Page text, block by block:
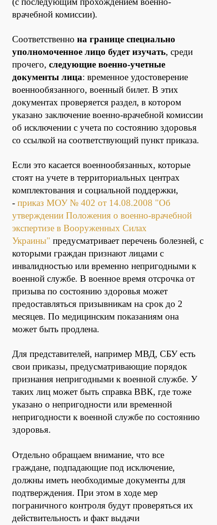
врачебной комиссии).
Соответственно на границе специально
уполномоченное лицо будет изучать, среди
прочего, следующие военно-учетные
документы лица: временное удостоверение
военнообязанного, военный билет. В этих
документах проверяется раздел, в котором
указано заключение военно-врачебной комиссии
об исключении с учета по состоянию здоровья
со ссылкой на соответствующий пункт приказа.
Если это касается военнообязанных, которые
стоят на учете в территориальных центрах
комплектования и социальной поддержки,
- приказ МОУ № 402 от 14.08.2008 "Об
утверждении Положения о военно-врачебной
экспертизе в Вооруженных Силах
Украины" предусматривает перечень болезней, с
которыми граждан признают лицами с
инвалидностью или временно непригодными к
военной службе. В военное время отсрочка от
призыва по состоянию здоровья может
предоставляться призывникам на срок до 2
месяцев. По медицинским показаниям она
может быть продлена.
Для представителей, например МВД, СБУ есть
свои приказы, предусматривающие порядок
признания непригодными к военной службе. У
таких лиц может быть справка ВВК, где тоже
указано о непригодности или временной
непригодности к военной службе по состоянию
здоровья.
Отдельно обращаем внимание, что все
граждане, подпадающие под исключение,
должны иметь необходимые документы для
подтверждения. При этом в ходе мер
пограничного контроля будут проверяться их
действительность и факт выдачи